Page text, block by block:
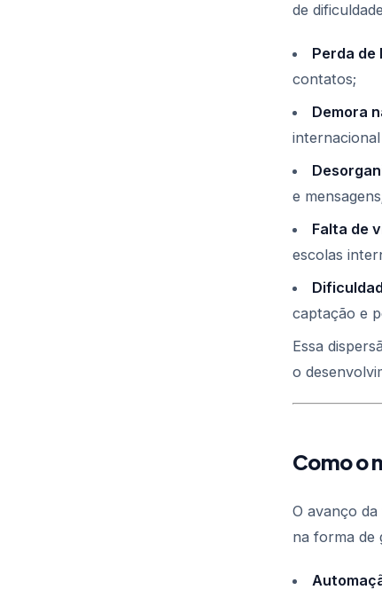
de
Perda de
contatos;
Demora
e
Falta de
escolas
captação e
Essa
o
Como o
O avanço da
na forma de